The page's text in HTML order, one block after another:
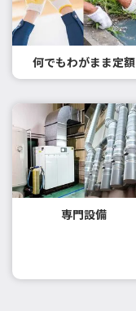
何でもわがまま定額
専門設備